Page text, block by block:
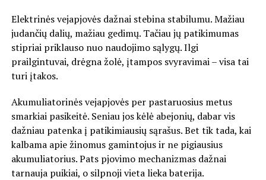
Elektrinės vejapjovės dažnai stebina stabilumu. Mažiau
judančių dalių, mažiau gedimų. Tačiau jų patikimumas
stipriai priklauso nuo naudojimo sąlygų. Ilgi
prailgintuvai, drėgna žolė, įtampos svyravimai – visa tai
turi įtakos.
Akumuliatorinės vejapjovės per pastaruosius metus
smarkiai pasikeitė. Seniau jos kėlė abejonių, dabar vis
dažniau patenka į patikimiausių sąrašus. Bet tik tada, kai
kalbama apie žinomus gamintojus ir ne pigiausius
akumuliatorius. Pats pjovimo mechanizmas dažnai
tarnauja puikiai, o silpnoji vieta lieka baterija.